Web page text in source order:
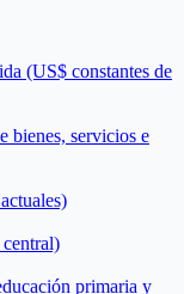
(US$ constantes de
bienes, servicios e
primaria y